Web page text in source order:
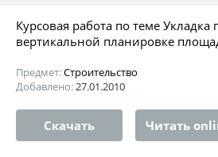
Курсовая работа по теме Укладка
вертикальной планировке
Предмет:Строительство
Добавлено:27.01.2010
Скачать Читать